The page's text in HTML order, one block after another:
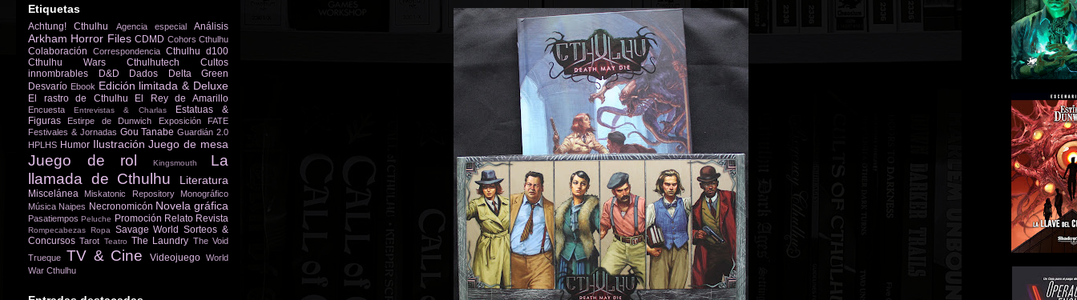
Etiquetas
Achtung! Cthulhu Agencia especial Análisis
Arkham Horror Files CDMD Cohors Cthulhu
Colaboración Correspondencia Cthulhu d100
Cthulhu Wars
Cthulhutech
Cultos
innombrables
D&D Dados
Delta Green
Desvarío Ebook Edición limitada & Deluxe
El rastro de Cthulhu El Rey de Amarillo
Encuesta Entrevistas & Charlas
Estatuas &
Figuras
Estirpe de Dunwich Exposición
FATE
Festivales & Jornadas Gou Tanabe Guardián 2.0
HPLHS Humor Ilustración Juego de mesa
Juego de rol Kingsmouth
La
llamada de Cthulhu
Literatura
Miscelánea Miskatonic Repository
Monográfico
Música Naipes Necronomicón Novela gráfica
Pasatiempos Peluche Promoción Relato Revista
Rompecabezas Ropa Savage World Sorteos &
Concursos Tarot Teatro The Laundry The Void
Trueque TV & Cine Videojuego World
War Cthulhu